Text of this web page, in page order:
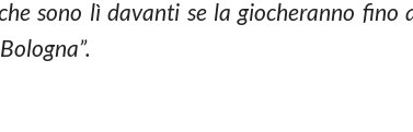
sono lì davanti se la giocheranno fino